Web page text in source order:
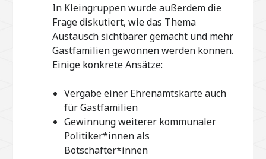
In Kleingruppen wurde außerdem die
Frage diskutiert, wie das Thema
Austausch sichtbarer gemacht und mehr
Gastfamilien gewonnen werden können.
Einige konkrete Ansätze:
Vergabe einer Ehrenamtskarte auch
für Gastfamilien
Gewinnung weiterer kommunaler
Politiker*innen als
Botschafter*innen